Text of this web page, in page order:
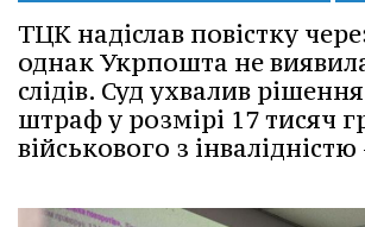
ТЦК надіслав повістку
однак Укрпошта не
слідів. Суд ухвалив
штраф у розмірі 17 тисяч
військового з